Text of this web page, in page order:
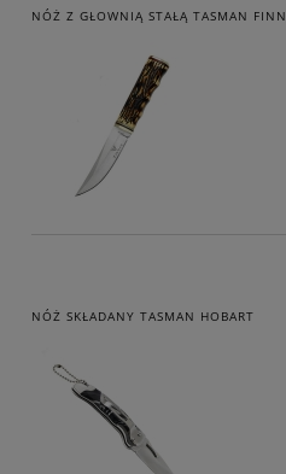
NÓŻ Z GŁOWNIĄ STAŁĄ TASMAN FINN
NÓŻ SKŁADANY TASMAN HOBART